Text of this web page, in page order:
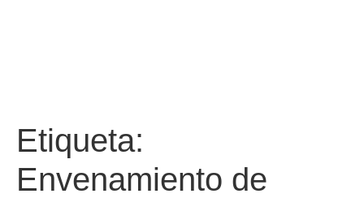
Etiqueta:
Envenamiento de